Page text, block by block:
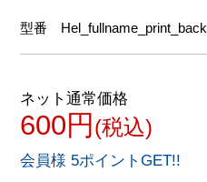
型番 Hel_fullname_print_back
ネット通常価格
600円 (税込)
会員様 5ポイントGET!!